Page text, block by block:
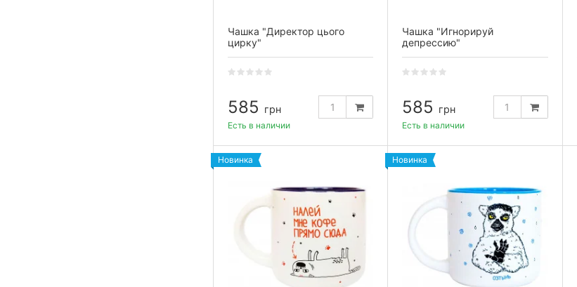
Чашка "Директор цього
цирку"
585 грн
Есть в наличии
Чашка "Игнорируй
депрессию"
585 грн
Есть в наличии
Новинка Новинка